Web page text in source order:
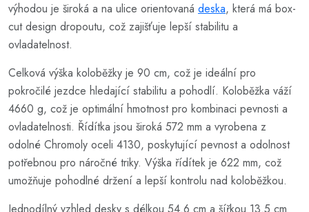
výhodou je široká a na ulice orientovaná deska, která má box-
cut design dropoutu, což zajišťuje lepší stabilitu a
ovladatelnost.
Celková výška koloběžky je 90 cm, což je ideální pro
pokročilé jezdce hledající stabilitu a pohodlí. Koloběžka váží
4660 g, což je optimální hmotnost pro kombinaci pevnosti a
ovladatelnosti. Řídítka jsou široká 572 mm a vyrobena z
odolné Chromoly oceli 4130, poskytující pevnost a odolnost
potřebnou pro náročné triky. Výška řídítek je 622 mm, což
umožňuje pohodlné držení a lepší kontrolu nad koloběžkou.